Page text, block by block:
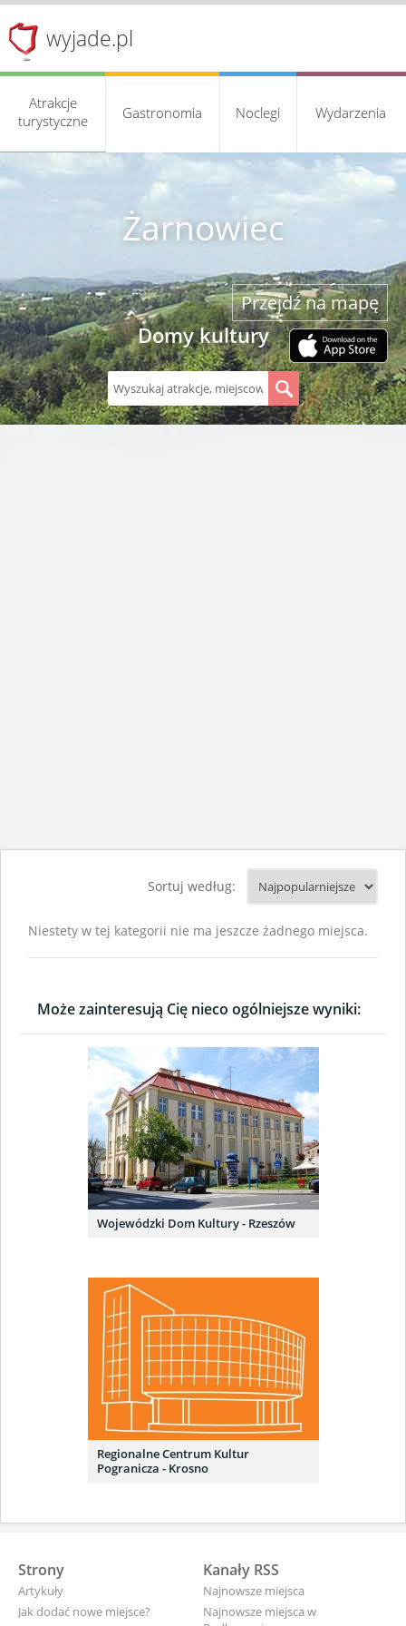
wyjade.pl
Atrakcje
turystyczne
Gastronomia Noclegi Wydarzenia
Żarnowiec
Domy kultury
Przejdź na mapę
Sortuj według:
Niestety w tej kategorii nie ma jeszcze żadnego miejsca.
Może zainteresują Cię nieco ogólniejsze wyniki:
Wojewódzki Dom Kultury - Rzeszów
Regionalne Centrum Kultur
Pogranicza - Krosno
Strony
Artykuły
Jak dodać nowe miejsce?
Kanały RSS
Najnowsze miejsca
Najnowsze miejsca w